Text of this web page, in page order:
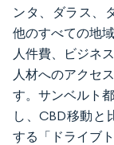
ンタ、ダラス、
他のすべての地
人件費、ビジネ
人材へのアクセ
す。サンベルト
し、CBD移動と
する「ドライブ